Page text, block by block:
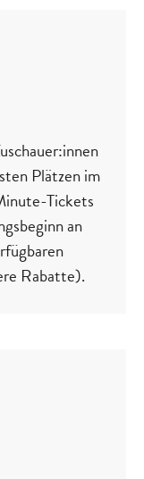
Plätzen im
Tickets
an
Rabatte).